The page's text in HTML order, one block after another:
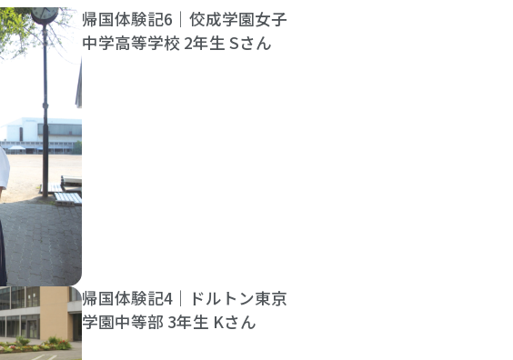
帰国体験記6｜佼成学園女子
中学高等学校 2年生 Sさん
帰国体験記4｜ドルトン東京
学園中等部 3年生 Kさん